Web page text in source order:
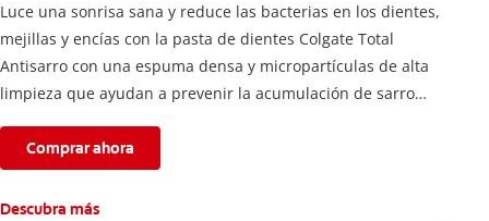
Luce una sonrisa sana y reduce las bacterias en los dientes,
mejillas y encías con la pasta de dientes Colgate Total
Antisarro con una espuma densa y micropartículas de alta
limpieza que ayudan a prevenir la acumulación de sarro
Comprar ahora
Descubra más